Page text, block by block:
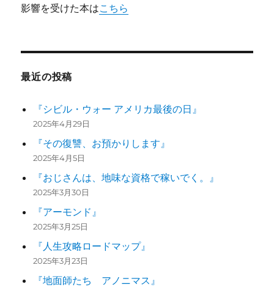
影響を受けた本はこちら
最近の投稿
『シビル・ウォー アメリカ最後の日』
2025年4月29日
『その復讐、お預かりします』
2025年4月5日
『おじさんは、地味な資格で稼いでく。』
2025年3月30日
『アーモンド』
2025年3月25日
『人生攻略ロードマップ』
2025年3月23日
『地面師たち アノニマス』